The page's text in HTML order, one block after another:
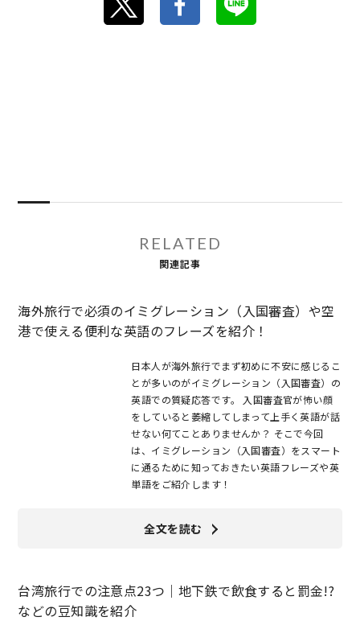
RELATED
関連記事
海外旅行で必須のイミグレーション（入国審査）や空
港で使える便利な英語のフレーズを紹介！
日本人が海外旅行でまず初めに不安に感じるこ
とが多いのがイミグレーション（入国審査）の
英語での質疑応答です。 入国審査官が怖い顔
をしていると萎縮してしまって上手く英語が話
せない何てことありませんか？ そこで今回
は、イミグレーション（入国審査）をスマート
に通るために知っておきたい英語フレーズや英
単語をご紹介します！
全文を読む
台湾旅行での注意点23つ｜地下鉄で飲食すると罰金!?
などの豆知識を紹介